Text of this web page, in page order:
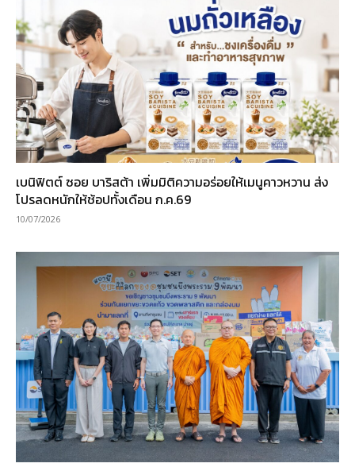
เบนิฟิตต์ ซอย บาริสต้า เพิ่มมิติความอร่อยให้เมนูคาวหวาน ส่ง
โปรลดหนักให้ช้อปทั้งเดือน ก.ค.69
10/07/2026